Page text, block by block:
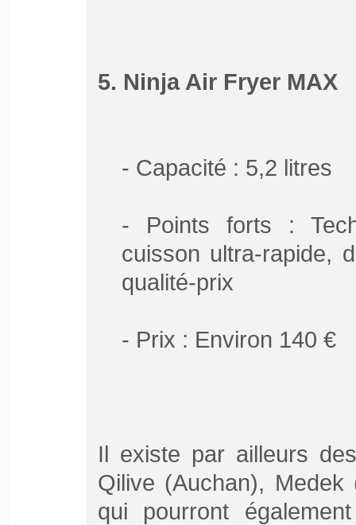
5. Ninja Air Fryer MAX
- Capacité : 5,2 litres
- Points forts :
cuisson ultra-rapide,
qualité-prix
- Prix : Environ 140 €
Il existe par ailleurs
Qilive (Auchan),
qui pourront